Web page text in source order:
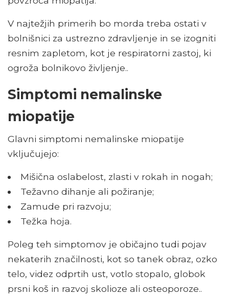
V najtežjih primerih bo morda treba ostati v
bolnišnici za ustrezno zdravljenje in se izogniti
resnim zapletom, kot je respiratorni zastoj, ki
ogroža bolnikovo življenje..
Simptomi nemalinske
miopatije
Glavni simptomi nemalinske miopatije
vključujejo:
Mišična oslabelost, zlasti v rokah in nogah;
Težavno dihanje ali požiranje;
Zamude pri razvoju;
Težka hoja.
Poleg teh simptomov je običajno tudi pojav
nekaterih značilnosti, kot so tanek obraz, ozko
telo, videz odprtih ust, votlo stopalo, globok
prsni koš in razvoj skolioze ali osteoporoze..